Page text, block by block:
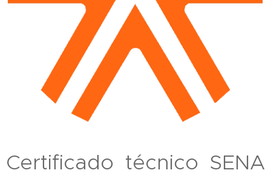
Certificado técnico SENA